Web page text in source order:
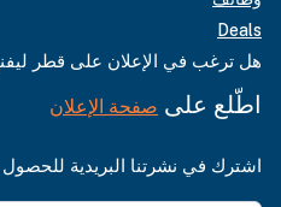
Deals
هل ترغب في الإعلان على قطر
اطّلع على صفحة الإعلان
اشترك في نشرتنا البريدية